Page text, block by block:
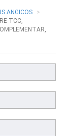
ANGICOS
TCC,